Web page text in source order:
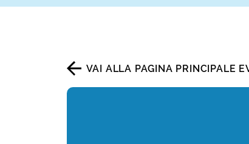
VAI ALLA PAGINA PRINCIPALE